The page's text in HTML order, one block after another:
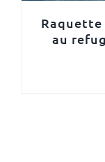
Raquette
au